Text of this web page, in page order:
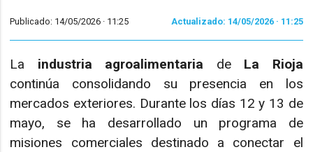
Publicado: 14/05/2026 · 11:25 Actualizado: 14/05/2026 · 11:25
La industria agroalimentaria de La Rioja
continúa consolidando su presencia en los
mercados exteriores. Durante los días 12 y 13 de
mayo, se ha desarrollado un programa de
misiones comerciales destinado a conectar el